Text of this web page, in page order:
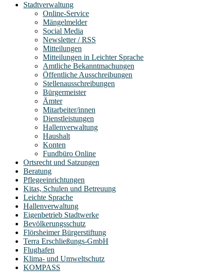
Stadtverwaltung
Online-Service
Mängelmelder
Social Media
Newsletter / RSS
Mitteilungen
Mitteilungen in Leichter Sprache
Amtliche Bekanntmachungen
Öffentliche Ausschreibungen
Stellenausschreibungen
Bürgermeister
Ämter
Mitarbeiter/innen
Dienstleistungen
Hallenverwaltung
Haushalt
Konten
Fundbüro Online
Ortsrecht und Satzungen
Beratung
Pflegeeinrichtungen
Kitas, Schulen und Betreuung
Leichte Sprache
Hallenverwaltung
Eigenbetrieb Stadtwerke
Bevölkerungsschutz
Flörsheimer Bürgerstiftung
Terra Erschließungs-GmbH
Flughafen
Klima- und Umweltschutz
KOMPASS